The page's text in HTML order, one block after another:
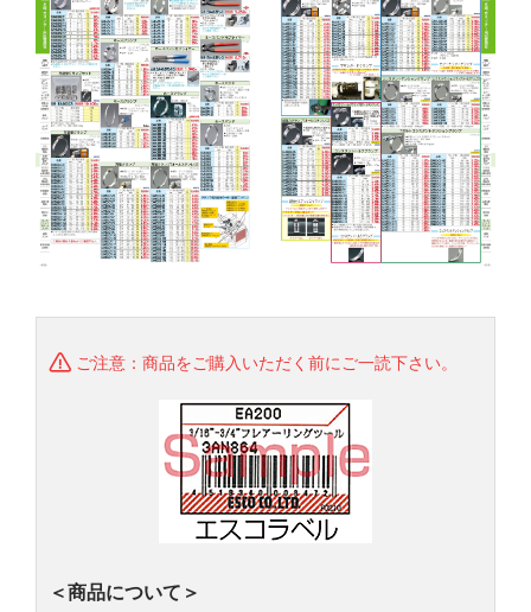
ご注意：商品をご購入いただく前にご一読下さい。
＜商品について＞